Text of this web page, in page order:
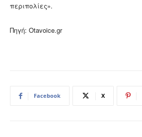
περιπολίες».
Πηγή: Otavoice.gr
Facebook X